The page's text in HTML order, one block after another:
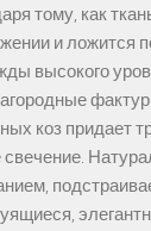
тому, как
и ложится
высокого
коз придает
свечение.